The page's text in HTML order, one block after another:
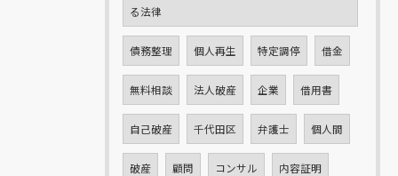
る法律
債務整理 個人再生 特定調停 借金
無料相談 法人破産 企業 借用書
自己破産 千代田区 弁護士 個人間
破産 顧問 コンサル 内容証明